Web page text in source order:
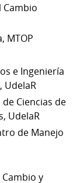
Cambio
MTOP
e Ingeniería
UdelaR
Ciencias de
UdelaR
de Manejo
y